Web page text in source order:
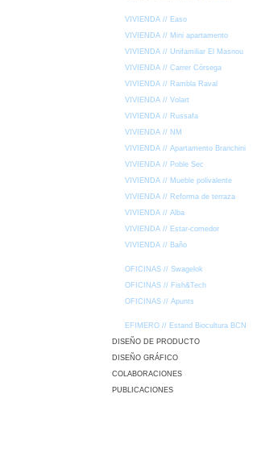
VIVIENDA // Easo
VIVIENDA // Mini apartamento
VIVIENDA // Unifamiliar El Masnou
VIVIENDA // Carrer Còrsega
VIVIENDA // Rambla Raval
VIVIENDA // Volart
VIVIENDA // Russafa
VIVIENDA // NM
VIVIENDA // Apartamento Branchini
VIVIENDA // Poble Sec
VIVIENDA // Mueble polivalente
VIVIENDA // Reforma de terraza
VIVIENDA // Alba
VIVIENDA // Estar-comedor
VIVIENDA // Baño
OFICINAS // Swagelok
OFICINAS // Fish&Tech
OFICINAS // Apunts
EFIMERO // Estand Biocultura BCN
DISEÑO DE PRODUCTO
DISEÑO GRÁFICO
COLABORACIONES
PUBLICACIONES